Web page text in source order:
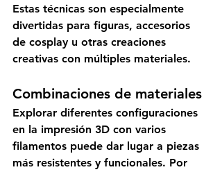
Estas técnicas son especialmente
divertidas para figuras, accesorios
de cosplay u otras creaciones
creativas con múltiples materiales.
Combinaciones de materiales
Explorar diferentes configuraciones
en la impresión 3D con varios
filamentos puede dar lugar a piezas
más resistentes y funcionales. Por